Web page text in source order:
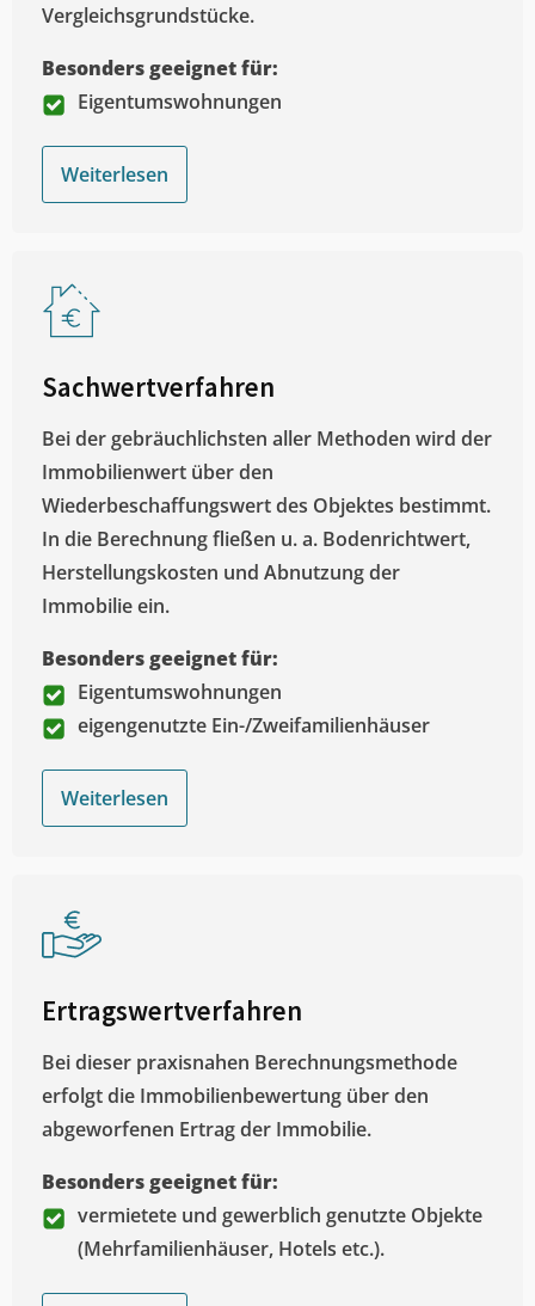
Vergleichsgrundstücke.
Besonders geeignet für:
Eigentumswohnungen
Weiterlesen
Sachwertverfahren
Bei der gebräuchlichsten aller Methoden wird der
Immobilienwert über den
Wiederbeschaffungswert des Objektes bestimmt.
In die Berechnung fließen u. a. Bodenrichtwert,
Herstellungskosten und Abnutzung der
Immobilie ein.
Besonders geeignet für:
Eigentumswohnungen
eigengenutzte Ein-/Zweifamilienhäuser
Weiterlesen
Ertragswertverfahren
Bei dieser praxisnahen Berechnungsmethode
erfolgt die Immobilienbewertung über den
abgeworfenen Ertrag der Immobilie.
Besonders geeignet für:
vermietete und gewerblich genutzte Objekte
(Mehrfamilienhäuser, Hotels etc.).